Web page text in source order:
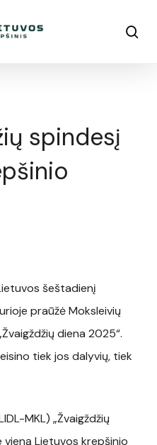
spindesį
šeštadienį
praūžė Moksleivių
diena 2025“.
tiek jos dalyvių, tiek
MKL) „Žvaigždžių
Lietuvos krepšinio